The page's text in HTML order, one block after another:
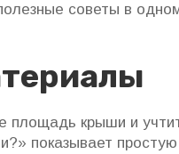
советы в
площадь крыши и
показывает простую